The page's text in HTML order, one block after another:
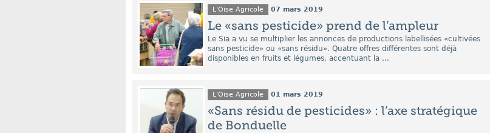
L'Oise Agricole 07 mars 2019
Le «sans pesticide» prend de l’ampleur
Le Sia a vu se multiplier les annonces de productions labellisées «cultivées
sans pesticide» ou «sans résidu». Quatre offres différentes sont déjà
disponibles en fruits et légumes, accentuant la ...
L'Oise Agricole 01 mars 2019
«Sans résidu de pesticides» : l’axe stratégique
de Bonduelle